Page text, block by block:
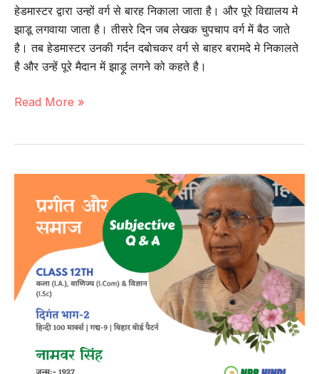
हेडमास्टर द्वारा उन्हों वर्ग से बारह निकाला जाता है। और पूरे विद्यालय मे
झाडू लगवाया जाता है। तीसरे दिन जब लेखक चुपचाप वर्ग में बैठ जाते
है। तब हेडमास्टर उनकी गर्दन दबोचकर वर्ग से बाहर बरामदे मे निकालते
है और उन्हें पूरे मैदान में झाड़ू लगने को कहते है।
गद्य-10
उत्तर)
ओमप्रकाश
वाल्मीकि
कक्षा-12
वीं
|
Read More »